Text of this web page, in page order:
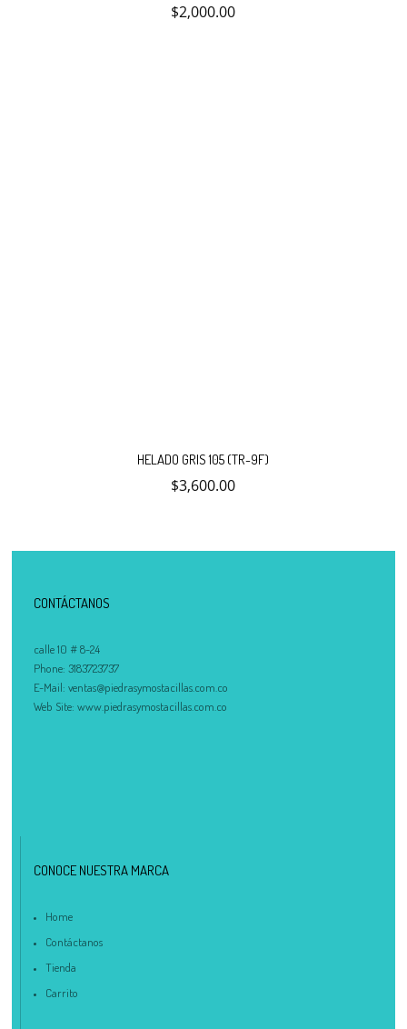
$2,000.00
HELADO GRIS 105 (TR-9F)
$3,600.00
CONTÁCTANOS
calle 10 # 8-24
Phone: 3183723737
E-Mail: ventas@piedrasymostacillas.com.co
Web Site: www.piedrasymostacillas.com.co
CONOCE NUESTRA MARCA
Home
Contáctanos
Tienda
Carrito